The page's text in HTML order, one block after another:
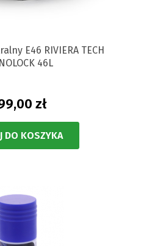
E46 RIVIERA TECH
46L
zł
DO KOSZYKA